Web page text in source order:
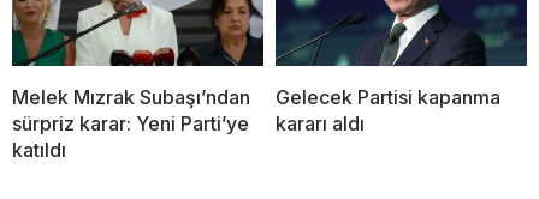
Melek Mızrak Subaşı’ndan
sürpriz karar: Yeni Parti’ye
katıldı
Gelecek Partisi kapanma
kararı aldı